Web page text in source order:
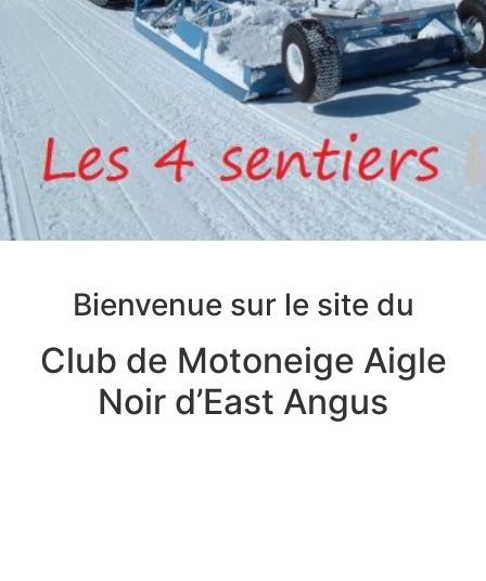
Bienvenue sur le site du
Club de Motoneige Aigle
Noir d’East Angus